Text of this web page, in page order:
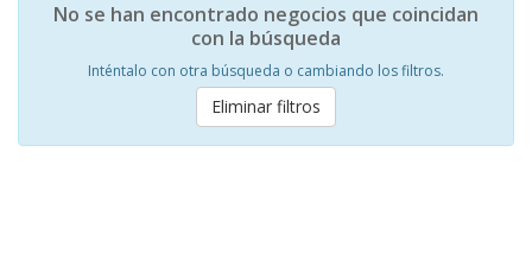
No se han encontrado negocios que coincidan
con la búsqueda
Inténtalo con otra búsqueda o cambiando los filtros.
Eliminar filtros